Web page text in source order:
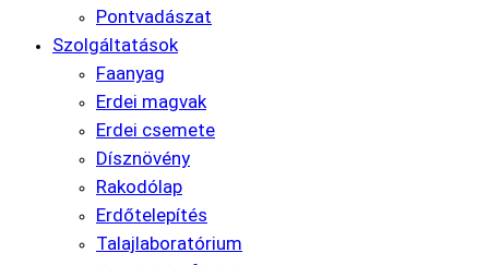
Pontvadászat
Szolgáltatások
Faanyag
Erdei magvak
Erdei csemete
Dísznövény
Rakodólap
Erdőtelepítés
Talajlaboratórium